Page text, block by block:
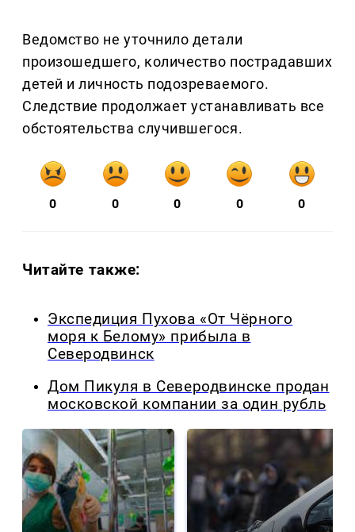
Ведомство не уточнило детали
произошедшего, количество пострадавших
детей и личность подозреваемого.
Следствие продолжает устанавливать все
обстоятельства случившегося.
0 0 0 0 0
Читайте также:
Экспедиция Пухова «От Чёрного
моря к Белому» прибыла в
Северодвинск
Дом Пикуля в Северодвинске продан
московской компании за один рубль